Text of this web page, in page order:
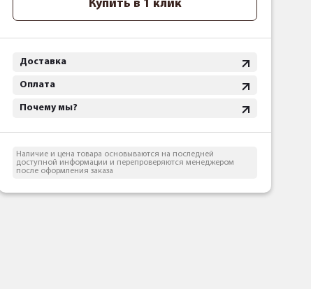
Купить в 1 клик
Доставка
Оплата
Почему мы?
Наличие и цена товара основываются на последней
доступной информации и перепроверяются менеджером
после оформления заказа